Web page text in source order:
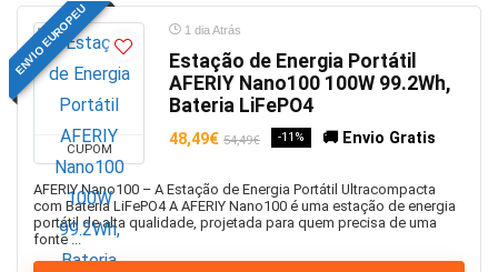
Box Android
Boxers
Cadeiras de cozinha
Cadeiras de escritório
Cadeiras e Bancos
Cães
Caixa Rede Nas
Calçado
Câmara de ação
ENVIO EUROPEU
CUPOM
1 dia Atrás
Estação de Energia Portátil
AFERIY Nano100 100W 99.2Wh,
Bateria LiFePO4
48,49€ 54,49€ -11% 🚚 Envio Gratis
AFERIY Nano100 – A Estação de Energia Portátil Ultracompacta
com Bateria LiFePO4 A AFERIY Nano100 é uma estação de energia
portátil de alta qualidade, projetada para quem precisa de uma
fonte ...